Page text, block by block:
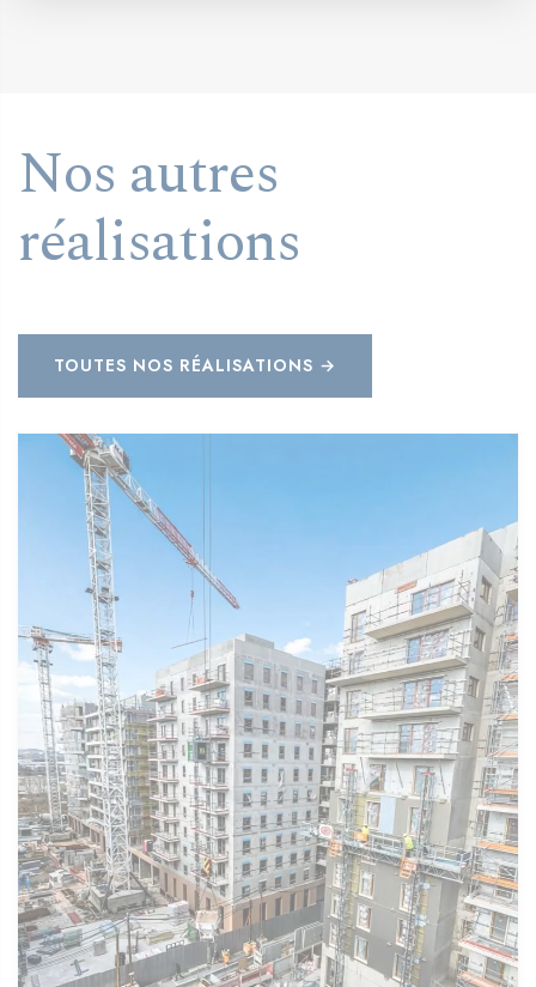
Nos autres
réalisations
TOUTES NOS RÉALISATIONS →